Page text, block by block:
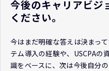
今後のキャリアビジ
ください。
今はまだ明確な答えは決まっ
テム導入の経験や、USCPAの
識をベースに、次は今後自分